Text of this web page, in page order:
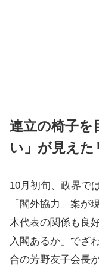
連立の椅子
い」が見えた
10月初旬、政界で
「閣外協力」案が
木代表の関係も良
入閣あるか」でざ
合の芳野友子会長